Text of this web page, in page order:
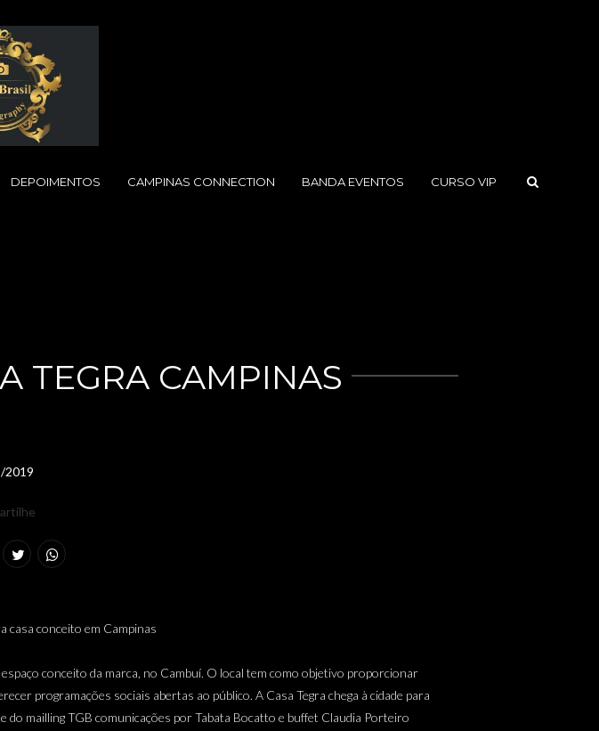
DEPOIMENTOS CAMPINAS CONNECTION BANDA EVENTOS CURSO VIP
TEGRA CAMPINAS
2019
casa conceito em Campinas
conceito da marca, no Cambuí. O local tem como objetivo proporcionar
programações sociais abertas ao público. A Casa Tegra chega à cidade para
mailling TGB comunicações por Tabata Bocatto e buffet Claudia Porteiro